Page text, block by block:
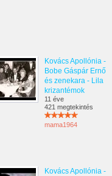
Kovács Apollónia -
Bobe Gáspár Ernő
és zenekara - Lila
krizantémok
11 éve
421 megtekintés
mama1964
Kovács Apollónia -